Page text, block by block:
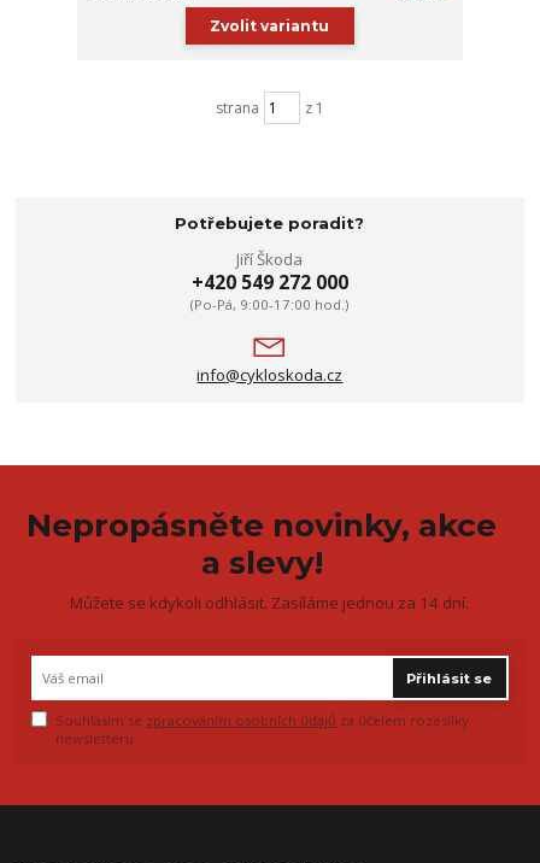
Zvolit variantu
strana z 1
Potřebujete poradit?
Jiří Škoda
+420 549 272 000
(Po-Pá, 9:00-17:00 hod.)
info@cykloskoda.cz
Nepropásněte novinky, akce
a slevy!
Můžete se kdykoli odhlásit. Zasíláme jednou za 14 dní.
Přihlásit se
Souhlasím se zpracováním osobních údajů za účelem rozesílky
newsletteru.